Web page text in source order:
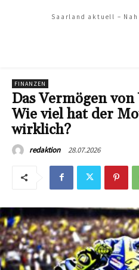
Saarland aktuell –
FINANZEN
Das Vermögen
Wie viel hat der
wirklich?
redaktion 28.07.2026